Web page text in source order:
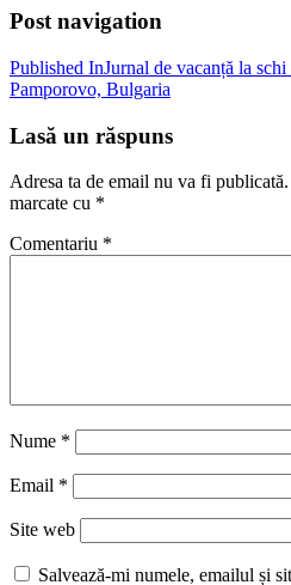
Post navigation
Published InJurnal de vacanță la
Pamporovo, Bulgaria
Lasă un răspuns
Adresa ta de email nu va fi publicată.
marcate cu *
Comentariu *
Nume *
Email *
Site web
Salvează-mi numele, emailul și